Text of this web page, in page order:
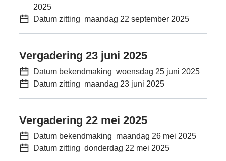
2025
Datum zitting maandag 22 september 2025
Vergadering 23 juni 2025
Datum bekendmaking woensdag 25 juni 2025
Datum zitting maandag 23 juni 2025
Vergadering 22 mei 2025
Datum bekendmaking maandag 26 mei 2025
Datum zitting donderdag 22 mei 2025